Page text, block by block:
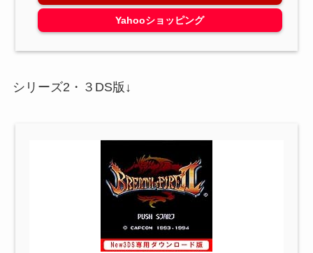
Yahooショッピング
シリーズ2・３DS版↓